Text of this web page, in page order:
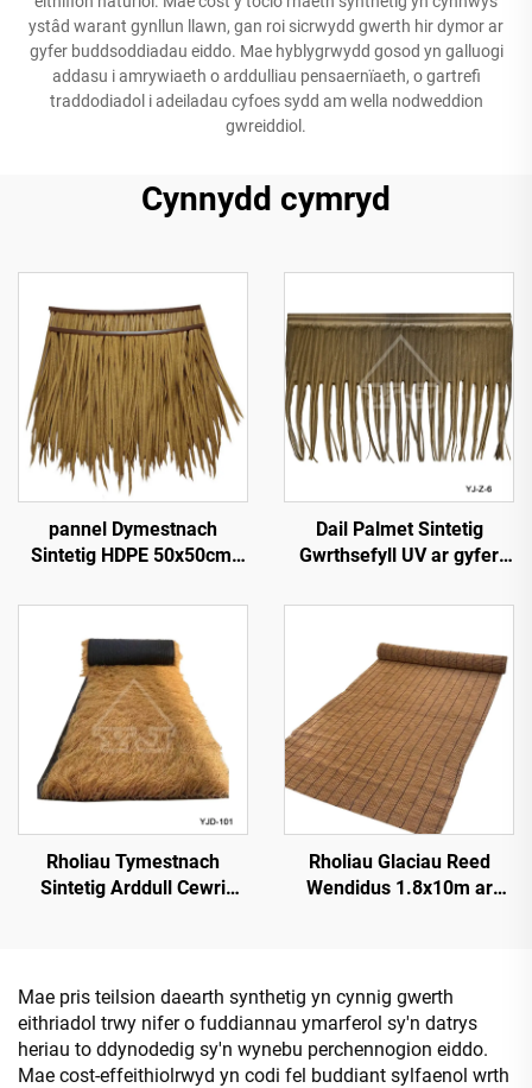
ystâd warant gynllun llawn, gan roi sicrwydd gwerth hir dymor ar
gyfer buddsoddiadau eiddo. Mae hyblygrwydd gosod yn galluogi
addasu i amrywiaeth o arddulliau pensaernïaeth, o gartrefi
traddodiadol i adeiladau cyfoes sydd am wella nodweddion
gwreiddiol.
Cynnydd cymryd
pannel Dymestnach
Sintetig HDPE 50x50cm,
mlynedd ar gyfer Gwestai
Tropicaidd
Dail Palmet Sintetig
Gwrthsefyll UV ar gyfer
Rholiau Tymestnach
Sintetig Arddull Cewri
Rholiau Glaciau Reed
Wendidus 1.8x10m ar
Mae pris teilsion daearth synthetig yn cynnig gwerth
eithriadol trwy nifer o fuddiannau ymarferol sy'n datrys
heriau to ddynodedig sy'n wynebu perchennogion eiddo.
Mae cost-effeithiolrwyd yn codi fel buddiant sylfaenol wrth